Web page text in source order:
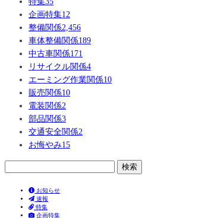
企画特集12
整備関係2,456
車体整備関係189
中古車関係171
リサイクル関係4
エーミング作業関係10
販売関係10
電装関係2
部品関係3
交通安全関係2
お悔やみ15
お知らせ
速報
特集
企画特集